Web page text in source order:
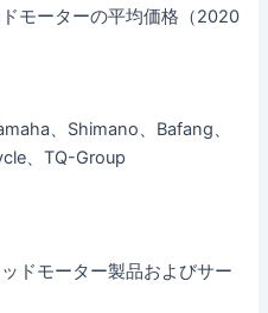
モーターの平均価格（2020
、Shimano、Bafang、
、TQ-Group
ドモーター製品およびサー